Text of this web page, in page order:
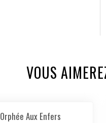
VOUS
Orphée Aux Enfers